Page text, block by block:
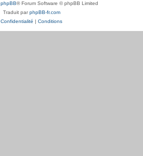
phpBB® Forum Software © phpBB Limited
Traduit parphpBB-fr.com
Confidentialité | Conditions